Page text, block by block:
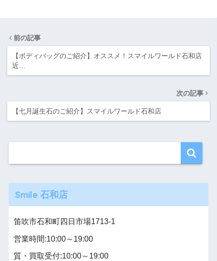
前の記事
【ボディバッグのご紹介】オススメ！スマイルワールド石和店
近…
次の記事
【七月誕生石のご紹介】スマイルワールド石和店
Smile 石和店
笛吹市石和町四日市場1713-1
営業時間:10:00～19:00
質・買取受付:10:00～19:00